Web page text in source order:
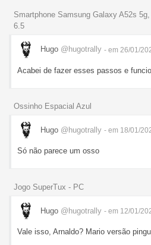
Smartphone Samsung Galaxy A52s
6.5
Hugo @hugotrally - em 26/01/
Acabei de fazer esses passos e
Ossinho Espacial Azul
Hugo @hugotrally - em 18/01/
Só não parece um osso
Jogo SuperTux - PC
Hugo @hugotrally - em 12/01/
Vale isso, Arnaldo? Mario versão